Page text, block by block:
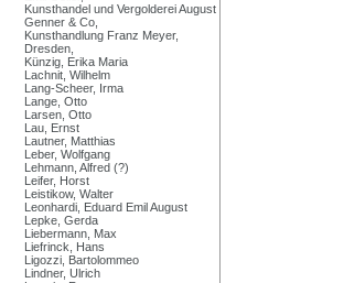
Kunsthandel und Vergolderei August
Genner & Co,
Kunsthandlung Franz Meyer,
Dresden,
Künzig, Erika Maria
Lachnit, Wilhelm
Lang-Scheer, Irma
Lange, Otto
Larsen, Otto
Lau, Ernst
Lautner, Matthias
Leber, Wolfgang
Lehmann, Alfred (?)
Leifer, Horst
Leistikow, Walter
Leonhardi, Eduard Emil August
Lepke, Gerda
Liebermann, Max
Liefrinck, Hans
Ligozzi, Bartolommeo
Lindner, Ulrich